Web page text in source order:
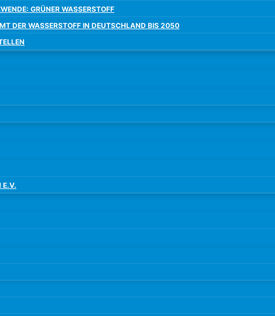
GRÜNER WASSERSTOFF
DER WASSERSTOFF IN DEUTSCHLAND BIS 2050
E.V.